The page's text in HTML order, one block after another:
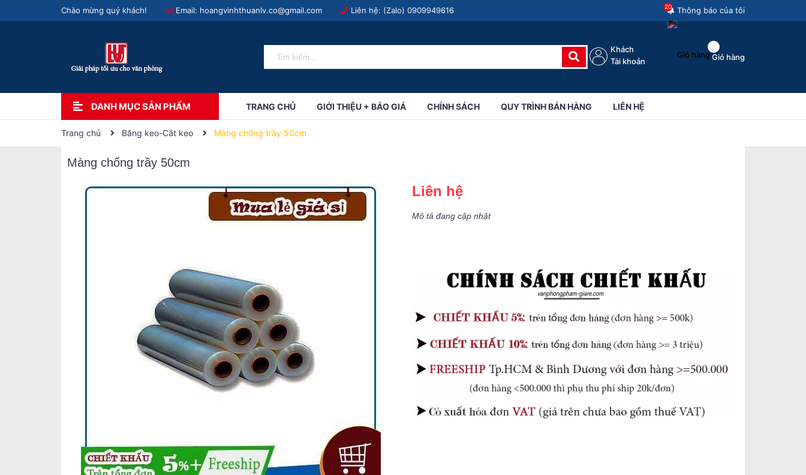
Chào mừng quý khách! Email: hoangvinhthuanlv.co@gmail.com Liên hệ: (Zalo) 0909949616 Thông báo của tôi
20
Giỏ hàng
Khách
Tài khoản
DANH MỤC SẢN PHẨM TRANG CHỦ GIỚI THIỆU + BÁO GIÁ CHÍNH SÁCH QUY TRÌNH BÁN HÀNG LIÊN HỆ
Trang chủ Băng keo-Cắt keo Màng chống trầy 50cm
Màng chống trầy 50cm
Liên hệ
Mô tả đang cập nhật